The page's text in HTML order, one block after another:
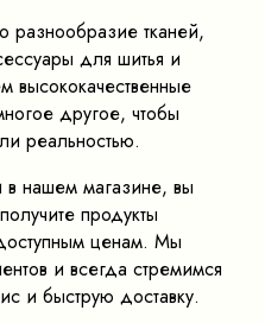
разнообразие тканей,
для шитья и
другое, чтобы
реальностью.
в нашем магазине, вы
продукты
ценам. Мы
и всегда стремимся
и быструю доставку.